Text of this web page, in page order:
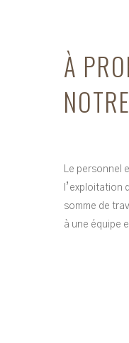
À
Le personnel
l’exploitation
somme de
à une équipe